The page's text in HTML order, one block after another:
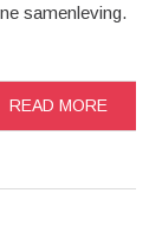
samenleving.
READ MORE